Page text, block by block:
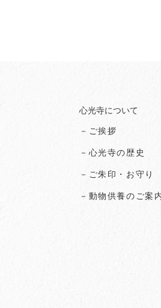
心光寺について
－ご挨拶
－心光寺の歴史
－ご朱印・お守り
－動物供養のご案